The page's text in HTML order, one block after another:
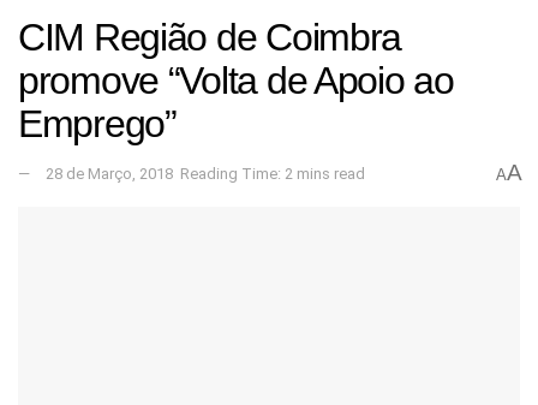
CIM Região de Coimbra
promove “Volta de Apoio ao
Emprego”
28 de Março, 2018 Reading Time: 2 mins read AA